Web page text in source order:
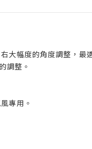
幅度的角度調整，最
調整。
專用。